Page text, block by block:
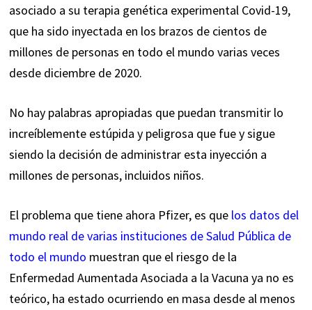
asociado a su terapia genética experimental Covid-19,
que ha sido inyectada en los brazos de cientos de
millones de personas en todo el mundo varias veces
desde diciembre de 2020.
No hay palabras apropiadas que puedan transmitir lo
increíblemente estúpida y peligrosa que fue y sigue
siendo la decisión de administrar esta inyección a
millones de personas, incluidos niños.
El problema que tiene ahora Pfizer, es que los datos del
mundo real de varias instituciones de Salud Pública de
todo el mundo muestran que el riesgo de la
Enfermedad Aumentada Asociada a la Vacuna ya no es
teórico, ha estado ocurriendo en masa desde al menos